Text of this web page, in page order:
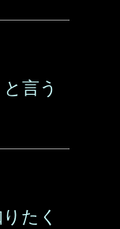
言う
たく